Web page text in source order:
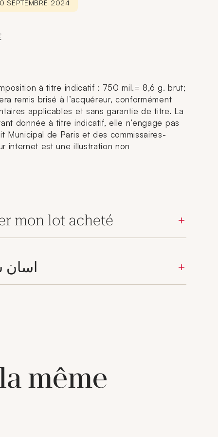
SEPTEMBRE 2024
à titre indicatif : 750 mil.= 8,6 g. brut;
remis brisé à l’acquéreur, conformément
applicables et sans garantie de titre. La
donnée à titre indicatif, elle n’engage pas
Municipal de Paris et des commissaires-
internet est une illustration non
mon lot acheté
اسان
même